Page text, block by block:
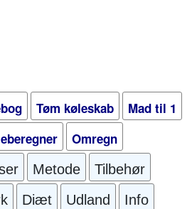
Tøm køleskab
Mad til 1
Omregn
Metode
Tilbehør
Diæt Udland Info